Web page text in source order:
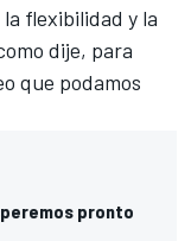
flexibilidad y la
dije, para
que podamos
pronto